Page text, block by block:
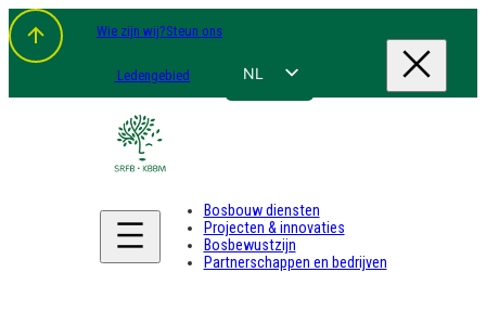
Spring
naar
de
inhoud
Wie zijn wij?Steun ons
Ledengebied NL
DE
Bosbouw diensten
Projecten & innovaties
Bosbewustzijn
Partnerschappen en bedrijven